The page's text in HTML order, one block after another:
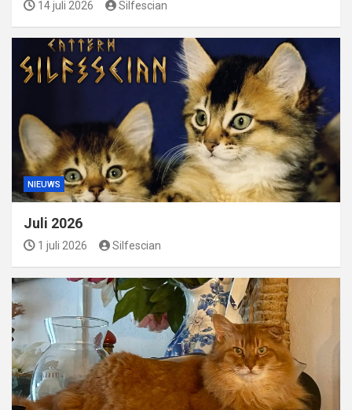
14 juli 2026 Silfescian
NIEUWS
Juli 2026
1 juli 2026 Silfescian